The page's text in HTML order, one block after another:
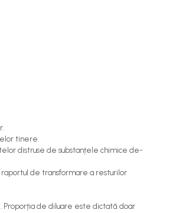
tinere.
distruse de substanțele chimice de-
de transformare a resturilor
Proporția de diluare este dictată doar